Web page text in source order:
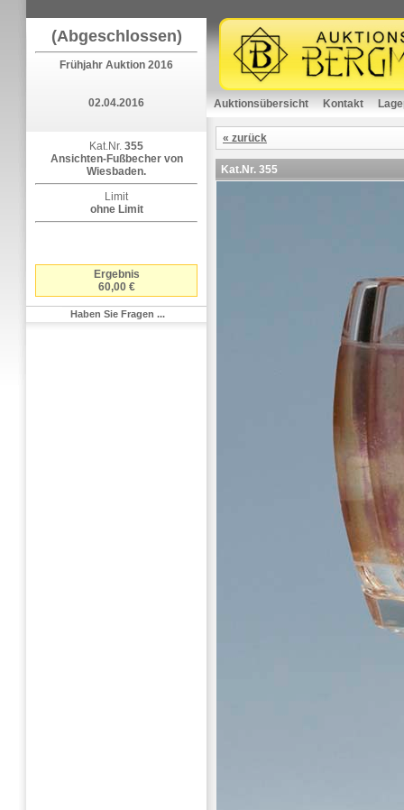
(Abgeschlossen)
Frühjahr Auktion 2016
02.04.2016
Kat.Nr. 355
Ansichten-Fußbecher von
Wiesbaden.
Limit
ohne Limit
Ergebnis
60,00 €
Haben Sie Fragen ...
Auktionsübersicht Kontakt
« zurück
Kat.Nr. 355